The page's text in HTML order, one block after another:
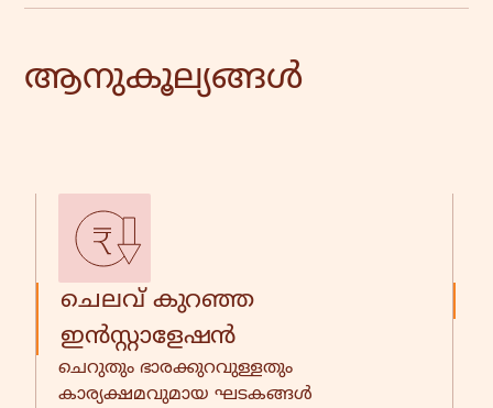
ആനുകൂല്യങ്ങൾ
ചെലവ് കുറഞ്ഞ
ഇൻസ്റ്റാളേഷൻ
ചെറുതും ഭാരക്കുറവുള്ളതും
കാര്യക്ഷമവുമായ ഘടകങ്ങൾ